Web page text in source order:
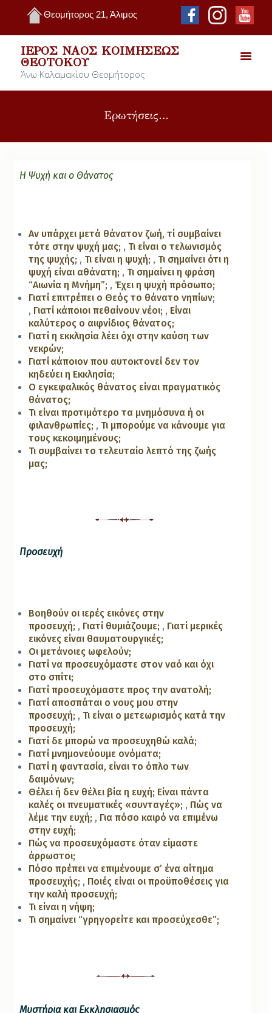
Θεομήτορος 21, Άλιμος
ΙΕΡΌΣ ΝΑΌΣ ΚΟΙΜΉΣΕΩΣ
ΘΕΟΤΌΚΟΥ
Άνω Καλαμακίου Θεομήτορος
Ερωτήσεις…
Η Ψυχή και ο Θάνατος
Αν υπάρχει μετά θάνατον ζωή, τί συμβαίνει
τότε στην ψυχή μας; , Τι είναι ο τελωνισμός
της ψυχής; , Τι είναι η ψυχή; , Τι σημαίνει ότι η
ψυχή είναι αθάνατη; , Τι σημαίνει η φράση
“Αιωνία η Μνήμη”; , Έχει η ψυχή πρόσωπο;
Γιατί επιτρέπει ο Θεός το θάνατο νηπίων;
, Γιατί κάποιοι πεθαίνουν νέοι; , Είναι
καλύτερος ο αιφνίδιος θάνατος;
Γιατί η εκκλησία λέει όχι στην καύση των
νεκρών;
Γιατί κάποιον που αυτοκτονεί δεν τον
κηδεύει η Εκκλησία;
Ο εγκεφαλικός θάνατος είναι πραγματικός
θάνατος;
Τι είναι προτιμότερο τα μνημόσυνα ή οι
φιλανθρωπίες; , Τι μπορούμε να κάνουμε για
τους κεκοιμημένους;
Τι συμβαίνει το τελευταίο λεπτό της ζωής
μας;
Προσευχή
Βοηθούν οι ιερές εικόνες στην
προσευχή; , Γιατί θυμιάζουμε; , Γιατί μερικές
εικόνες είναι θαυματουργικές;
Οι μετάνοιες ωφελούν;
Γιατί να προσευχόμαστε στον ναό και όχι
στο σπίτι;
Γιατί προσευχόμαστε προς την ανατολή;
Γιατί αποσπάται ο νους μου στην
προσευχή; , Τι είναι ο μετεωρισμός κατά την
προσευχή;
Γιατί δε μπορώ να προσευχηθώ καλά;
Γιατί μνημονεύουμε ονόματα;
Γιατί η φαντασία, είναι το όπλο των
δαιμόνων;
Θέλει ή δεν θέλει βία η ευχή; Είναι πάντα
καλές οι πνευματικές «συνταγές»; , Πώς να
λέμε την ευχή; , Για πόσο καιρό να επιμένω
στην ευχή;
Πώς να προσευχόμαστε όταν είμαστε
άρρωστοι;
Πόσο πρέπει να επιμένουμε σ’ ένα αίτημα
προσευχής; , Ποιές είναι οι προϋποθέσεις για
την καλή προσευχή;
Τι είναι η νήψη;
Τι σημαίνει “γρηγορείτε και προσεύχεσθε”;
Μυστήρια και Εκκλησιασμός